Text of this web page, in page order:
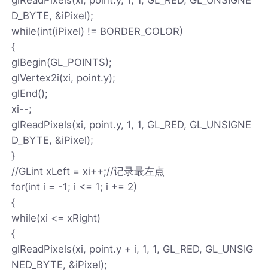
D_BYTE, &iPixel);
while(int(iPixel) != BORDER_COLOR)
{
glBegin(GL_POINTS);
glVertex2i(xi, point.y);
glEnd();
xi--;
glReadPixels(xi, point.y, 1, 1, GL_RED, GL_UNSIGNE
D_BYTE, &iPixel);
}
//GLint xLeft = xi++;//记录最左点
for(int i = -1; i <= 1; i += 2)
{
while(xi <= xRight)
{
glReadPixels(xi, point.y + i, 1, 1, GL_RED, GL_UNSIG
NED_BYTE, &iPixel);